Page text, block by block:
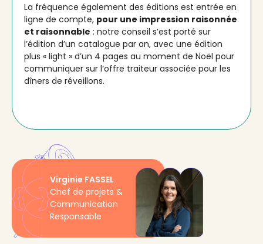
La fréquence également des éditions est entrée en
ligne de compte, pour une impression raisonnée
et raisonnable : notre conseil s’est porté sur
l’édition d’un catalogue par an, avec une édition
plus « light » d’un 4 pages au moment de Noël pour
communiquer sur l’offre traiteur associée pour les
dîners de réveillons.
Virginie FASSEL
Chef de projets &
Communication
Responsable